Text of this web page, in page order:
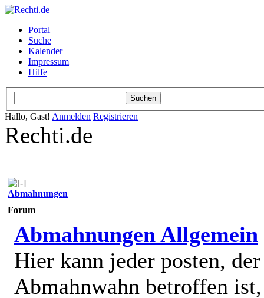
Portal
Suche
Kalender
Impressum
Hilfe
Hallo, Gast! Anmelden Registrieren
Rechti.de
Abmahnungen
Forum
Abmahnungen Allgemein
Hier kann jeder posten,
Abmahnwahn betroffen ist,